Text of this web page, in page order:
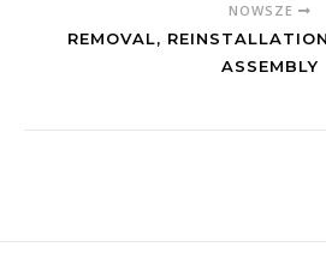
NOWSZE
REMOVAL,
ASSEMBLY